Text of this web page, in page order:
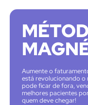
Aumente o
está revolucionando o
pode ficar de fora,
melhores pacientes
quem deve chegar!